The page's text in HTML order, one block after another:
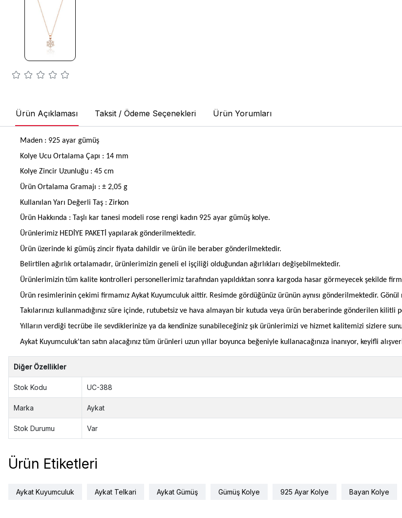
Ürün Açıklaması Taksit / Ödeme Seçenekleri Ürün Yorumları
Maden : 925 ayar gümüş
Kolye Ucu Ortalama Çapı : 14 mm
Kolye Zincir Uzunluğu : 45 cm
Ürün Ortalama Gramajı : ± 2,05 g
Kullanılan Yarı Değerli Taş : Zirkon
Ürün Hakkında : Taşlı kar tanesi modeli rose rengi kadın 925 ayar gümüş kolye.
Ürünlerimiz HEDİYE PAKETİ yapılarak gönderilmektedir.
Ürün üzerinde ki gümüş zincir fiyata dahildir ve ürün ile beraber gönderilmektedir.
Belirtilen ağırlık ortalamadır, ürünlerimizin geneli el işçiliği olduğundan ağırlıkları değişebilmektedir.
Ürünlerimizin tüm kalite kontrolleri personellerimiz tarafından yapıldıktan sonra kargoda hasar görmeyecek şekilde
Ürün resimlerinin çekimi firmamız Aykat Kuyumculuk aittir. Resimde gördüğünüz ürünün aynısı gönderilmektedir. Gönül
Takılarınızı kullanmadığınız süre içinde, rutubetsiz ve hava almayan bir kutuda veya ürün beraberinde gönderilen kilitli
Yılların verdiği tecrübe ile sevdiklerinize ya da kendinize sunabileceğiniz şık ürünlerimizi ve hizmet kalitemizi sizlere
Aykat Kuyumculuk'tan satın alacağınız tüm ürünleri uzun yıllar boyunca beğeniyle kullanacağınıza inanıyor, keyifli
Diğer Özellikler
Stok Kodu UC-388
Marka Aykat
Stok Durumu Var
Ürün Etiketleri
Aykat Kuyumculuk Aykat Telkari Aykat Gümüş Gümüş Kolye 925 Ayar Kolye Bayan Kolye